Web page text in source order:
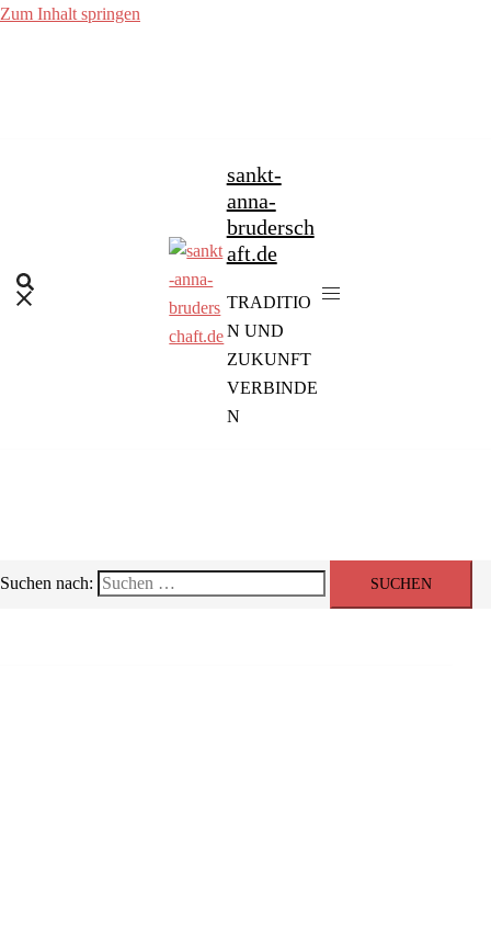
Zum Inhalt springen
sankt-
anna-
brudersch
aft.de
TRADITIO
N UND
ZUKUNFT
VERBINDE
N
Suchen nach: